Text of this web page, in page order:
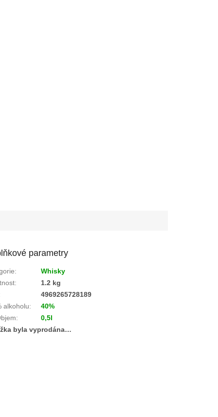
parametry
:
Whisky
:
1.2 kg
4969265728189
alkoholu:
40%
:
0,5l
byla vyprodána…